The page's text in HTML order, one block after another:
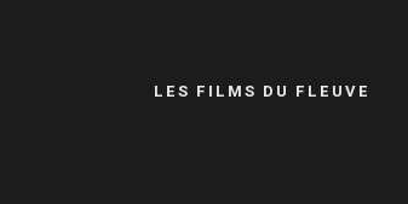
LES FILMS DU FLEUVE